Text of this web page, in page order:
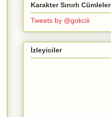
Karakter Sınırlı Cümleler
Tweets by @gokciii
İzleyiciler